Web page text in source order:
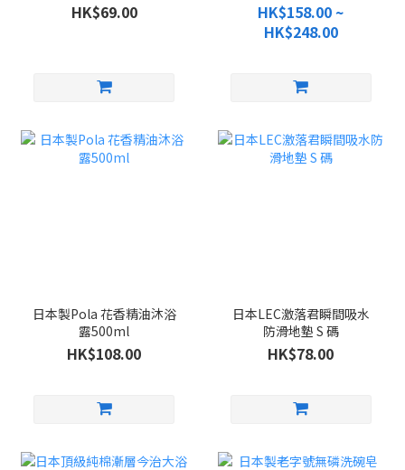
HK$69.00
HK$158.00 ~
HK$248.00
日本製Pola 花香精油沐浴
露500ml
HK$108.00
日本LEC激落君瞬間吸水
防滑地墊 S 碼
HK$78.00